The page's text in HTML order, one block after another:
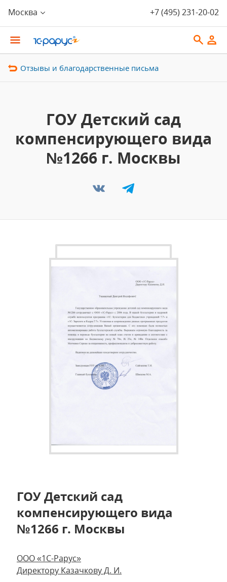
Москва +7 (495) 231-20-02
Отзывы и благодарственные письма
ГОУ Детский сад
компенсирующего вида
№1266 г. Москвы
ГОУ Детский сад
компенсирующего вида
№1266 г. Москвы
ООО «1С-Рарус»
Директору Казачкову Д. И.